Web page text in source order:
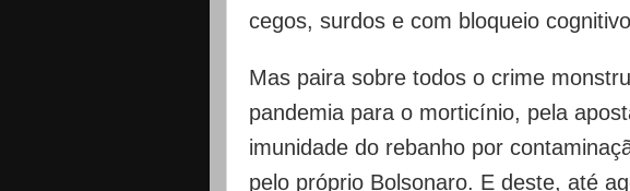
cegos, surdos e com bloqueio
Mas paira sobre todos o crime
pandemia para o morticínio, pela
imunidade do rebanho por
pelo próprio Bolsonaro. E deste, até